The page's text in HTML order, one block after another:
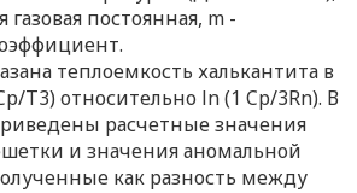
газовая постоянная, m -
теплоемкость халькантита в
T3) относительно ln (1 Cp/3Rn). В
расчетные значения
и значения аномальной
как разность между